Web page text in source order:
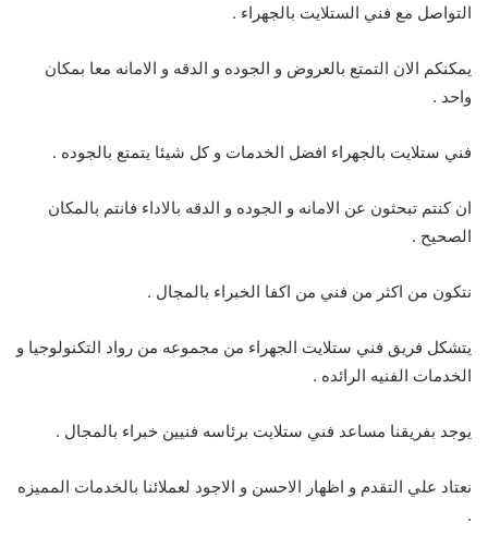
التواصل مع فني الستلايت بالجهراء .
يمكنكم الان التمتع بالعروض و الجوده و الدقه و الامانه معا بمكان
واحد .
فني ستلايت بالجهراء افضل الخدمات و كل شيئا يتمتع بالجوده .
ان كنتم تبحثون عن الامانه و الجوده و الدقه بالاداء فانتم بالمكان
الصحيح .
نتكون من اكثر من فني من اكفا الخبراء بالمجال .
يتشكل فريق فني ستلايت الجهراء من مجموعه من رواد التكنولوجيا و
الخدمات الفنيه الرائده .
يوجد بفريقنا مساعد فني ستلايت برئاسه فنيين خبراء بالمجال .
نعتاد علي التقدم و اظهار الاحسن و الاجود لعملائنا بالخدمات المميزه
.